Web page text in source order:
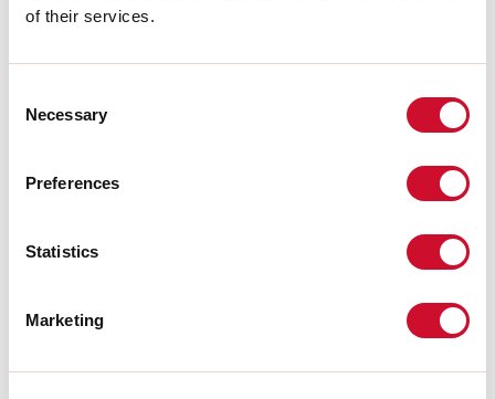
of their services.
Selection
Necessary
Preferences
Statistics
Marketing
Garantie:
5 Jahre
Technische Daten
AUSZUG AUS DEM KATALOG